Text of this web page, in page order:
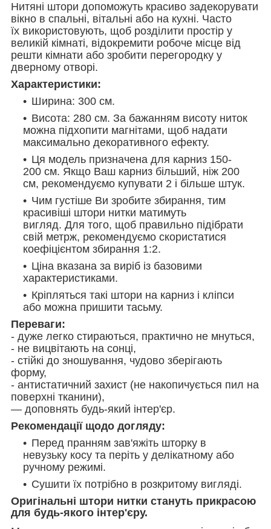
Нитяні штори допоможуть красиво задекорувати
вікно в спальні, вітальні або на кухні. Часто
їх використовують, щоб розділити простір у
великій кімнаті, відокремити робоче місце від
решти кімнати або зробити перегородку у
дверному отворі.
Характеристики:
Ширина: 300 см.
Висота: 280 см. За бажанням висоту ниток
можна підхопити магнітами, щоб надати
максимально декоративного ефекту.
Ця модель призначена для карниз 150-
200 см. Якщо Ваш карниз більший, ніж 200
см, рекомендуємо купувати 2 і більше штук.
Чим густіше Ви зробите збирання, тим
красивіші штори нитки матимуть
вигляд. Для того, щоб правильно підібрати
свій метрж, рекомендуємо скористатися
коефіцієнтом збирання 1:2.
Ціна вказана за виріб із базовими
характеристиками.
Кріпляться такі штори на карниз і кліпси
або можна пришити тасьму.
Переваги:
- дуже легко стираються, практично не мнуться,
- не вицвітають на сонці,
- стійкі до зношування, чудово зберігають
форму,
- антистатичний захист (не накопичується пил на
поверхні тканини),
— доповнять будь-який інтер'єр.
Рекомендації щодо догляду:
Перед пранням зав'яжіть шторку в
невузьку косу та періть у делікатному або
ручному режимі.
Сушити їх потрібно в розкритому вигляді.
Оригінальні штори нитки стануть прикрасою
для будь-якого інтер'єру.